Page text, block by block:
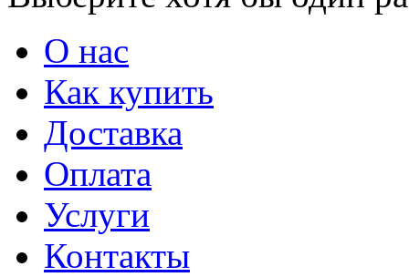
О нас
Как купить
Доставка
Оплата
Услуги
Контакты